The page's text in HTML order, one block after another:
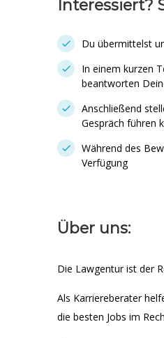
Interessiert?
Du übermittelst
In einem kurzen
beantworten
Anschließend
Gespräch führen
Während des
Verfügung
Über uns:
Die Lawgentur ist der
Als Karriereberater
die besten Jobs im